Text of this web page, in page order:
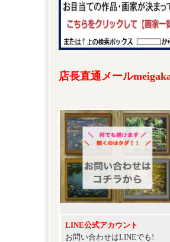
店長直通メール
LINE公式アカウント
お問い合わせはLINEでも!